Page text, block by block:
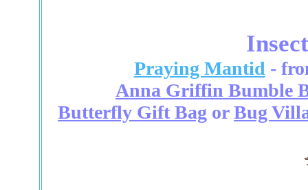
Praying Mantid -
Anna Griffin Bumble
Butterfly Gift Bag orBug